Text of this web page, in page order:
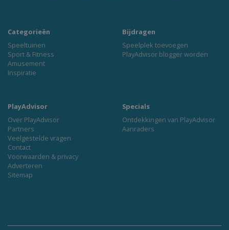
Categorieën
Speeltuinen
Sport & Fitness
Amusement
Inspiratie
Bijdragen
Speelplek toevoegen
PlayAdvisor blogger worden
PlayAdvisor
Over PlayAdvisor
Partners
Veelgestelde vragen
Contact
Voorwaarden & privacy
Adverteren
Sitemap
Specials
Ontdekkingen van PlayAdvisor
Aanraders